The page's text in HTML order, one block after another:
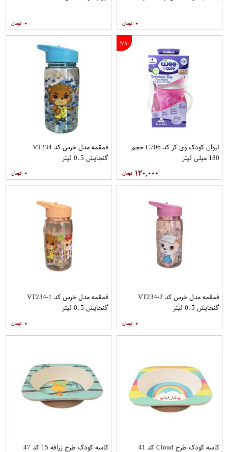
۰ ۰
5%
لیوان کودک وی کر کد C706 حجم
180 میلی لیتر
۱۲۰,۰۰۰
قمقمه مدل خرس کد VT234
گنجایش 0.5 لیتر
۰
قمقمه مدل خرس کد VT234-2
گنجایش 0.5 لیتر
۰
قمقمه مدل خرس کد VT234-1
گنجایش 0.5 لیتر
۰
کاسه کودک طرح Cloud کد 41 کاسه کودک طرح زرافه 15 کد 47